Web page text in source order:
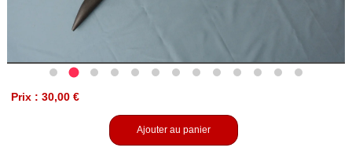
Prix : 30,00 €
Ajouter au panier